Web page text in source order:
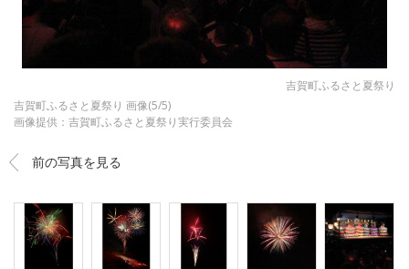
吉賀町ふるさと夏祭り
吉賀町ふるさと夏祭り 画像(5/5)
画像提供：吉賀町ふるさと夏祭り実行委員会
前の写真を見る